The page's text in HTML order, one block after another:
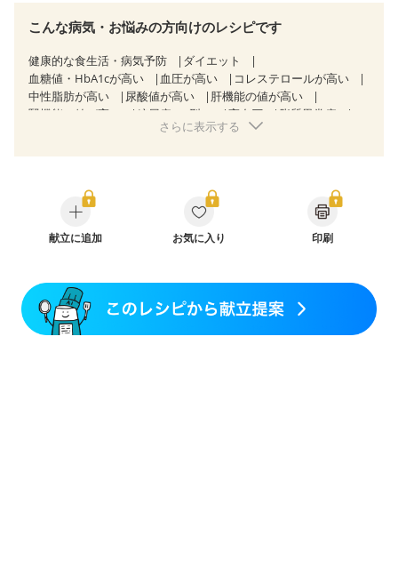
こんな病気・お悩みの方向けのレシピです
健康的な食生活・病気予防
ダイエット
血糖値・HbA1cが高い
血圧が高い
コレステロールが高い
中性脂肪が高い
尿酸値が高い
肝機能の値が高い
腎機能の値が高い
糖尿病（2型） 高血圧
脂質異常症
狭心症 心筋梗塞
潰瘍性大腸炎（寛解期）
クローン病（寛解期）
過敏性腸症候群（IBS）
糖尿病性腎症（第１期）
糖尿病性腎症（第２期）
糖尿病性腎症（第３期）
乳がん（ホルモン療法中）
乳がん治療を終えた方・経過観察中の方など
胃がん（抗がん剤治療中）
さらに表示する
献立に追加 お気に入り 印刷